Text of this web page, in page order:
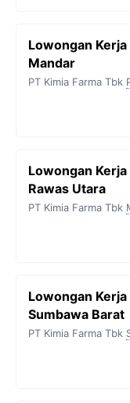
Lowongan
Mandar
PT Kimia Farma Tbk
Lowongan
Rawas Utara
PT Kimia Farma Tbk
Lowongan
Sumbawa Barat
PT Kimia Farma Tbk